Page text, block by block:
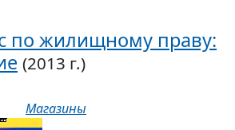
по жилищному праву:
(2013 г.)
Магазины